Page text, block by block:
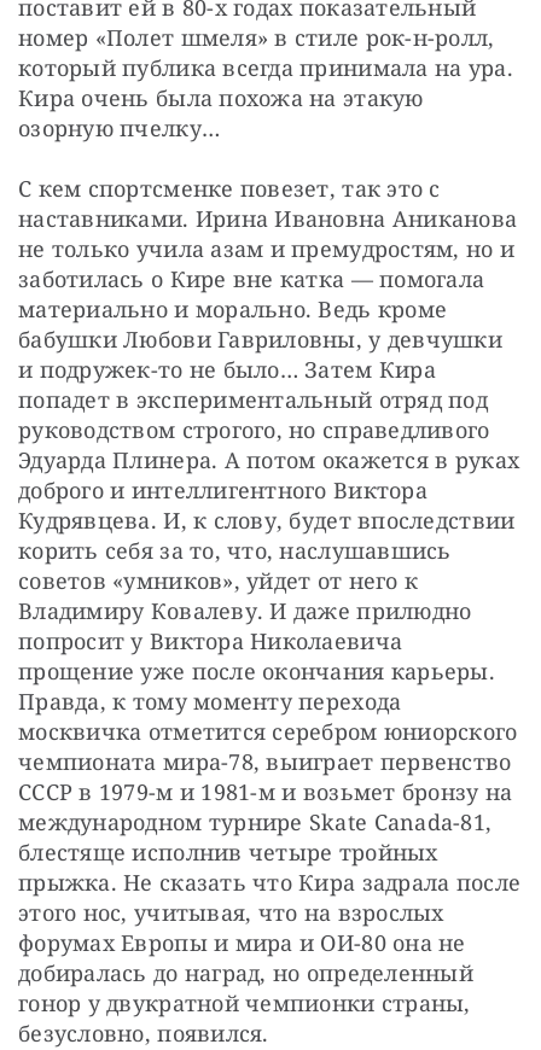
поставит ей в 80-х годах показательный
номер «Полет шмеля» в стиле рок-н-ролл,
который публика всегда принимала на ура.
Кира очень была похожа на этакую
озорную пчелку…
С кем спортсменке повезет, так это с
наставниками. Ирина Ивановна Аниканова
не только учила азам и премудростям, но и
заботилась о Кире вне катка — помогала
материально и морально. Ведь кроме
бабушки Любови Гавриловны, у девчушки
и подружек-то не было… Затем Кира
попадет в экспериментальный отряд под
руководством строгого, но справедливого
Эдуарда Плинера. А потом окажется в руках
доброго и интеллигентного Виктора
Кудрявцева. И, к слову, будет впоследствии
корить себя за то, что, наслушавшись
советов «умников», уйдет от него к
Владимиру Ковалеву. И даже прилюдно
попросит у Виктора Николаевича
прощение уже после окончания карьеры.
Правда, к тому моменту перехода
москвичка отметится серебром юниорского
чемпионата мира-78, выиграет первенство
СССР в 1979-м и 1981-м и возьмет бронзу на
международном турнире Skate Canada-81,
блестяще исполнив четыре тройных
прыжка. Не сказать что Кира задрала после
этого нос, учитывая, что на взрослых
форумах Европы и мира и ОИ-80 она не
добиралась до наград, но определенный
гонор у двукратной чемпионки страны,
безусловно, появился.